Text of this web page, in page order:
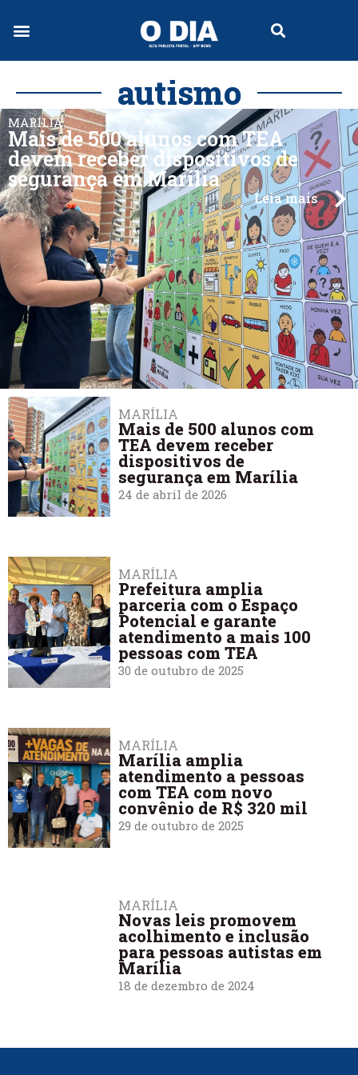
autismo
MARÍLIA
Mais de 500 alunos com TEA
devem receber dispositivos de
segurança em Marília
Leia mais
MARÍLIA
Mais de 500 alunos com
TEA devem receber
dispositivos de
segurança em Marília
24 de abril de 2026
MARÍLIA
Prefeitura amplia
parceria com o Espaço
Potencial e garante
atendimento a mais 100
pessoas com TEA
30 de outubro de 2025
MARÍLIA
Marília amplia
atendimento a pessoas
com TEA com novo
convênio de R$ 320 mil
29 de outubro de 2025
MARÍLIA
Novas leis promovem
acolhimento e inclusão
para pessoas autistas em
Marília
18 de dezembro de 2024